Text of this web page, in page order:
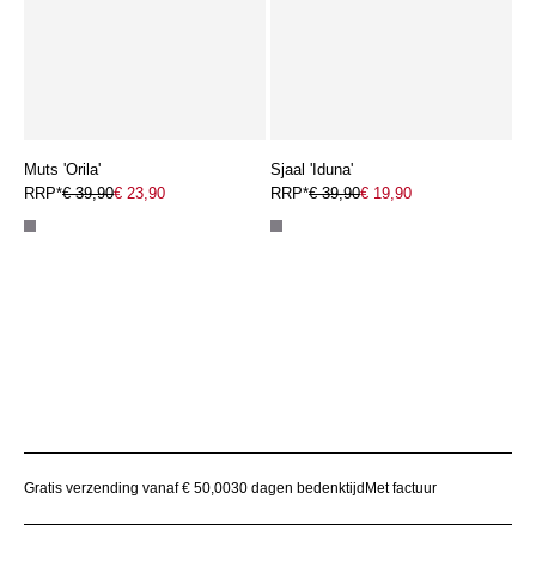
Muts 'Orila'
RRP*€ 39,90€ 23,90
Sjaal 'Iduna'
RRP*€ 39,90€ 19,90
Gratis verzending vanaf € 50,0030 dagen bedenktijd Met factuur